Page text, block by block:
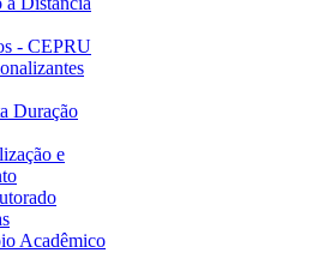
- CEPRU
Duração
e
Acadêmico